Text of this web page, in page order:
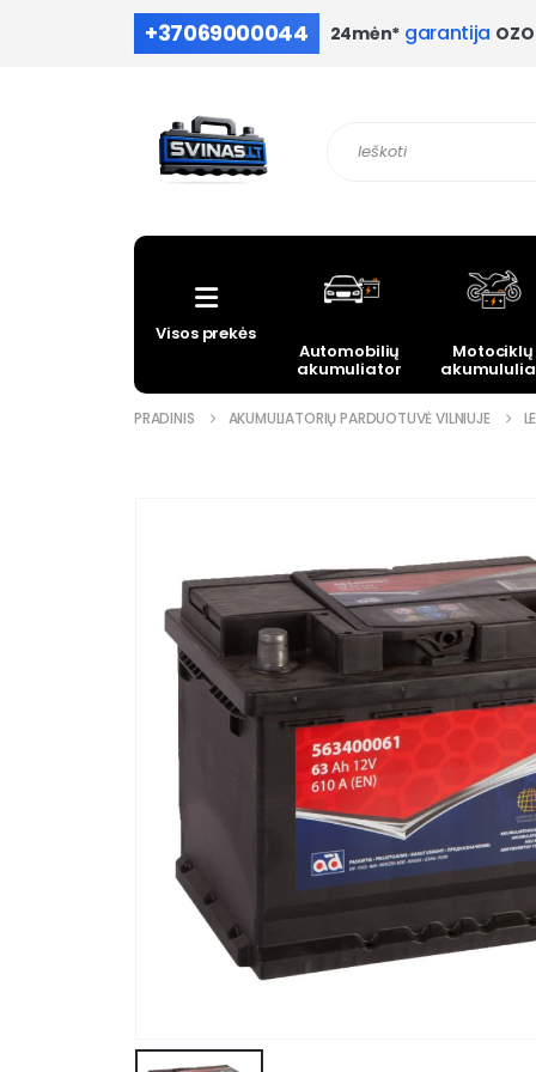
+37069000044 24mėn* garantija
Visos prekės
Automobilių
akumuliatoriai
Motociklų
PRADINIS AKUMULIATORIŲ PARDUOTUVĖ VILNIUJE